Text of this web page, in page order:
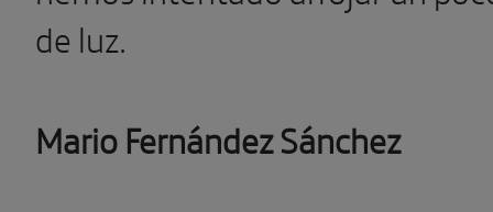
de luz.
Mario FernándezSánchez